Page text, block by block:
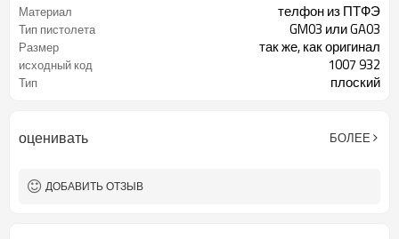
Материал телфон из ПТФЭ
Тип пистолета GM03 или GA03
Размер так же, как оригинал
исходный код 1007 932
Тип плоский
оценивать БОЛЕЕ
ДОБАВИТЬ ОТЗЫВ